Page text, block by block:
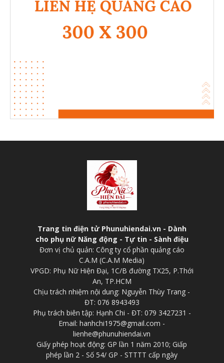
Trang tin điện tử Phunuhiendai.vn - Dành
cho phụ nữ Năng động - Tự tin - Sành điệu
Đơn vị chủ quản: Công ty cổ phần quảng cáo
C.A.M (C.A.M Media)
VPGD: Phụ Nữ Hiện Đại, 1C/B đường TX25, P.Thới
An, TP.HCM
Chịu trách nhiệm nội dung: Nguyễn Thùy Trang -
ĐT: 076 8943493
Phụ trách biên tập: Hạnh Chi - ĐT: 079 3427231 -
Email: hanhchi1975@gmail.com -
lienhe@phunuhiendai.vn
Giấy phép hoạt động: GP lần 1 năm 2010; Giấp
phép lần 2 - Số 54/ GP - STTTT cấp ngày